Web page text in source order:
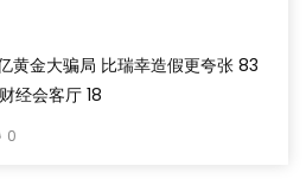
黄金大骗局 比瑞幸造假更夸张 83
经会客厅 18
0